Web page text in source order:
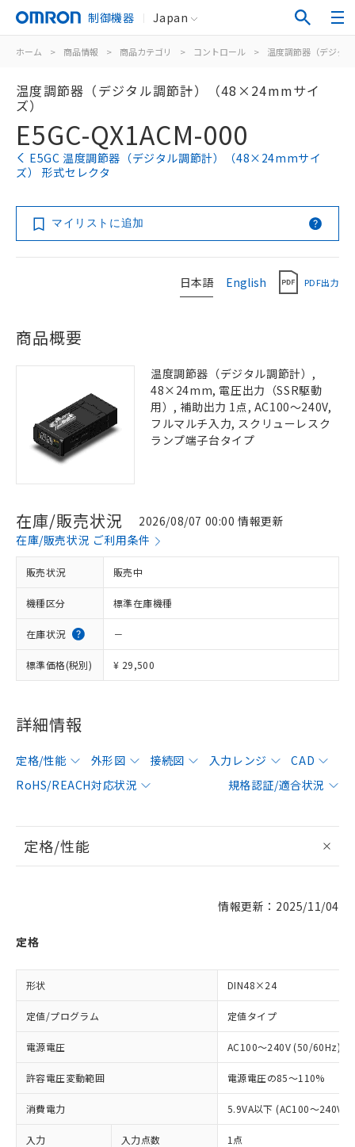
制御機器 Japan
ホーム > 商品情報 > 商品カテゴリ > コントロール > 温度調節器（デジタ
温度調節器（デジタル調節計）（48×24mmサイ
ズ）
E5GC-QX1ACM-000
E5GC 温度調節器（デジタル調節計）（48×24mmサイ
ズ） 形式セレクタ
マイリストに追加
日本語 English PDF出力
商品概要
温度調節器（デジタル調節計）,
48×24mm, 電圧出力（SSR駆動
用）, 補助出力 1点, AC100～240V,
フルマルチ入力, スクリューレスク
ランプ端子台タイプ
在庫/販売状況
2026/08/07 00:00 情報更新
在庫/販売状況 ご利用条件
販売状況 販売中
機種区分 標準在庫機種
在庫状況 －
標準価格(税別) ¥ 29,500
詳細情報
定格/性能 外形図 接続図 入力レンジ
CAD
RoHS/REACH対応状況
規格認証/適合状況
定格/性能
情報更新：2025/11/04
定格
形状 DIN48×24
定値/プログラム 定値タイプ
電源電圧 AC100～240V (50/60Hz)
許容電圧変動範囲 電源電圧の85～110%
消費電力 5.9VA以下 (AC100～240V時
入力 入力点数 1点